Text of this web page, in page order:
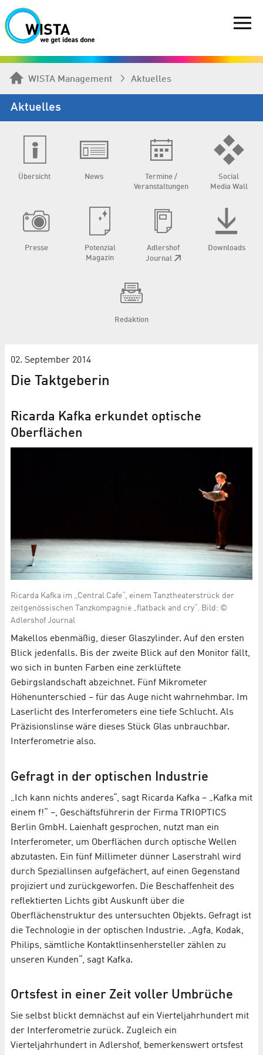
WISTA Management Aktuelles
Aktuelles
Übersicht News
Termine /
Veranstaltungen
Social
Media Wall
Presse
Potenzial
Magazin
Adlershof
Journal
Downloads
Redaktion
02. September 2014
Die Taktgeberin
Ricarda Kafka erkundet optische
Oberflächen
Ricarda Kafka im „Central Cafe“, einem Tanztheaterstrück der
zeitgenössischen Tanzkompagnie „flatback and cry“. Bild: ©
Adlershof Journal
Makellos ebenmäßig, dieser Glaszylinder. Auf den ersten
Blick jedenfalls. Bis der zweite Blick auf den Monitor fällt,
wo sich in bunten Farben eine zerklüftete
Gebirgslandschaft abzeichnet. Fünf Mikrometer
Höhenunterschied – für das Auge nicht wahrnehmbar. Im
Laserlicht des Interferometers eine tiefe Schlucht. Als
Präzisionslinse wäre dieses Stück Glas unbrauchbar.
Interferometrie also.
Gefragt in der optischen Industrie
„Ich kann nichts anderes“, sagt Ricarda Kafka – „Kafka mit
einem f!“ –, Geschäftsführerin der Firma TRIOPTICS
Berlin GmbH. Laienhaft gesprochen, nutzt man ein
Interferometer, um Oberflächen durch optische Wellen
abzutasten. Ein fünf Millimeter dünner Laserstrahl wird
durch Speziallinsen aufgefächert, auf einen Gegenstand
projiziert und zurückgeworfen. Die Beschaffenheit des
reflektierten Lichts gibt Auskunft über die
Oberflächenstruktur des untersuchten Objekts. Gefragt ist
die Technologie in der optischen Industrie. „Agfa, Kodak,
Philips, sämtliche Kontaktlinsenhersteller zählen zu
unseren Kunden“, sagt Kafka.
Ortsfest in einer Zeit voller Umbrüche
Sie selbst blickt demnächst auf ein Vierteljahrhundert mit
der Interferometrie zurück. Zugleich ein
Vierteljahrhundert in Adlershof, bemerkenswert ortsfest